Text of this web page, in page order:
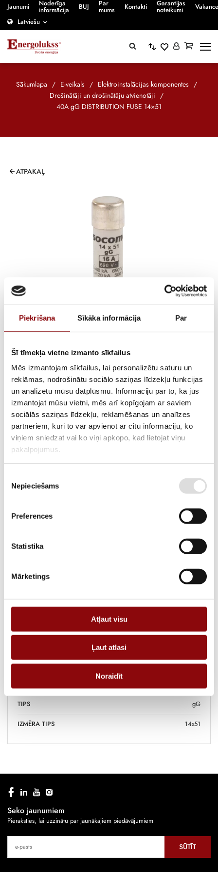
Piekrišana Sīkāka informācija Par
Šī tīmekļa vietne izmanto sīkfailus
Mēs izmantojam sīkfailus, lai personalizētu saturu un
reklāmas, nodrošinātu sociālo saziņas līdzekļu funkcijas
un analizētu mūsu datplūsmu. Informāciju par to, kā jūs
izmantojat mūsu vietni, mēs arī kopīgojam ar saviem
sociālās saziņas līdzekļu, reklamēšanas un analīzes
partneriem, kuri to var apvienot ar citu informāciju, ko
viņiem sniedzat vai ko viņi apkopo, kad lietojat viņu
pakalpojumus.
izvēle
Nepieciešams
Preferences
Statistika
Mārketings
Atļaut visu
Ļaut atlasi
Noraidīt
Jaunumi Noderīga
informācija BUJ Par
mums Kontakti Garantijas
noteikumi
Latviešu
Sākumlapa / E-veikals / Elektroinstalācijas komponentes /
Drošinātāji un drošinātāju atvienotāji /
40A gG DISTRIBUTION FUSE 14×51
ATPAKAĻ
40A gG DISTRIBUTION
FUSE 14×51
€1,67
ar PVN
ATLIKUMS Pieejams pēc pasūtījuma
ARTIKULS 2860220040
RAŽOTĀJA KODS 60220040
APRAKSTS
RAŽOTĀJS SOCOMEC
TIPS gG
IZMĒRA TIPS 14x51
Seko jaunumiem
Pieraksties, lai uzzinātu par jaunākajiem piedāvājumiem
SŪTĪT